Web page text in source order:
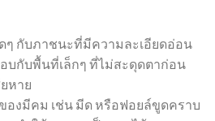
ๆ กับภาชนะที่มีความละเอียดอ่อน
บกับพื้นที่เล็กๆ ที่ไม่สะดุดตาก่อน
หาย
องมีคม เช่น มีด หรือฟอยล์ขูดคราบ